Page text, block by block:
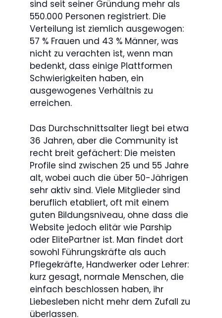
sind seit seiner Gründung mehr als
550.000 Personen registriert. Die
Verteilung ist ziemlich ausgewogen:
57 % Frauen und 43 % Männer, was
nicht zu verachten ist, wenn man
bedenkt, dass einige Plattformen
Schwierigkeiten haben, ein
ausgewogenes Verhältnis zu
erreichen.
Das Durchschnittsalter liegt bei etwa
36 Jahren, aber die Community ist
recht breit gefächert: Die meisten
Profile sind zwischen 25 und 55 Jahre
alt, wobei auch die über 50-Jährigen
sehr aktiv sind. Viele Mitglieder sind
beruflich etabliert, oft mit einem
guten Bildungsniveau, ohne dass die
Website jedoch elitär wie Parship
oder ElitePartner ist. Man findet dort
sowohl Führungskräfte als auch
Pflegekräfte, Handwerker oder Lehrer:
kurz gesagt, normale Menschen, die
einfach beschlossen haben, ihr
Liebesleben nicht mehr dem Zufall zu
überlassen.